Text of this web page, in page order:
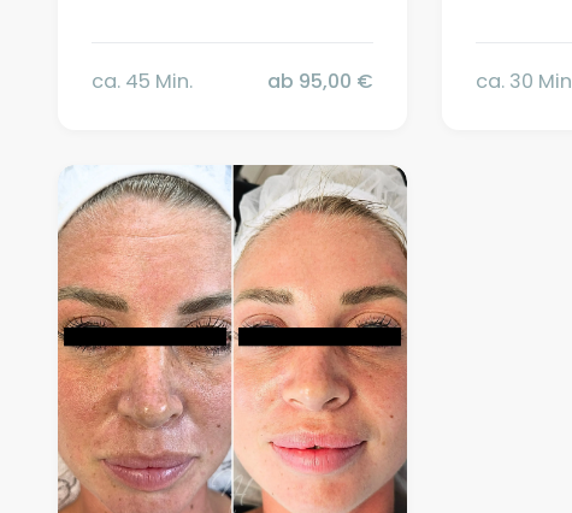
ca. 45 Min. ab 95,00 € ca. 30